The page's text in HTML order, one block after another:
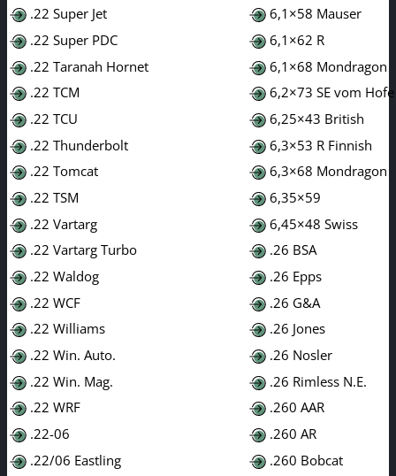
.22 Super Jet
.22 Super PDC
.22 Taranah Hornet
.22 TCM
.22 TCU
.22 Thunderbolt
.22 Tomcat
.22 TSM
.22 Vartarg
.22 Vartarg Turbo
.22 Waldog
.22 WCF
.22 Williams
.22 Win. Auto.
.22 Win. Mag.
.22 WRF
.22-06
.22/06 Eastling
6,1×58 Mauser
6,1×62 R
6,1×68 Mondragon
6,2×73 SE vom Hofe
6,25×43 British
6,3×53 R Finnish
6,3×68 Mondragon
6,35×59
6,45×48 Swiss
.26 BSA
.26 Epps
.26 G&A
.26 Jones
.26 Nosler
.26 Rimless N.E.
.260 AAR
.260 AR
.260 Bobcat